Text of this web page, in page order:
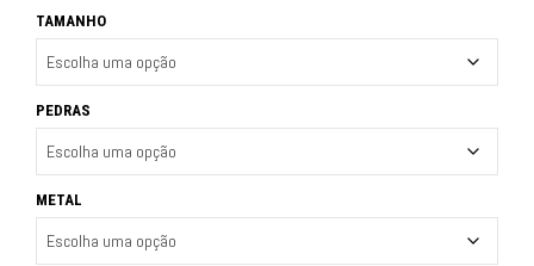
TAMANHO
PEDRAS
METAL